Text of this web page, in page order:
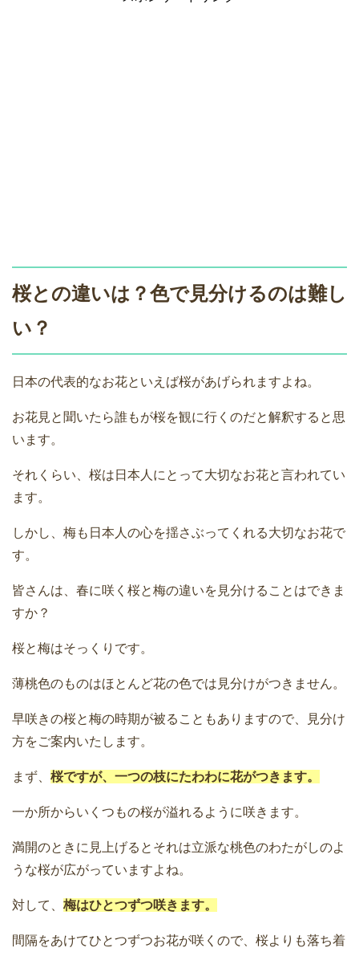
桜との違いは？色で見分けるのは難し
い？
日本の代表的なお花といえば桜があげられますよね。
お花見と聞いたら誰もが桜を観に行くのだと解釈すると思
います。
それくらい、桜は日本人にとって大切なお花と言われてい
ます。
しかし、梅も日本人の心を揺さぶってくれる大切なお花で
す。
皆さんは、春に咲く桜と梅の違いを見分けることはできま
すか？
桜と梅はそっくりです。
薄桃色のものはほとんど花の色では見分けがつきません。
早咲きの桜と梅の時期が被ることもありますので、見分け
方をご案内いたします。
まず、 桜ですが、一つの枝にたわわに花がつきます。
一か所からいくつもの桜が溢れるように咲きます。
満開のときに見上げるとそれは立派な桃色のわたがしのよ
うな桜が広がっていますよね。
対して、 梅はひとつずつ咲きます。
間隔をあけてひとつずつお花が咲くので、桜よりも落ち着